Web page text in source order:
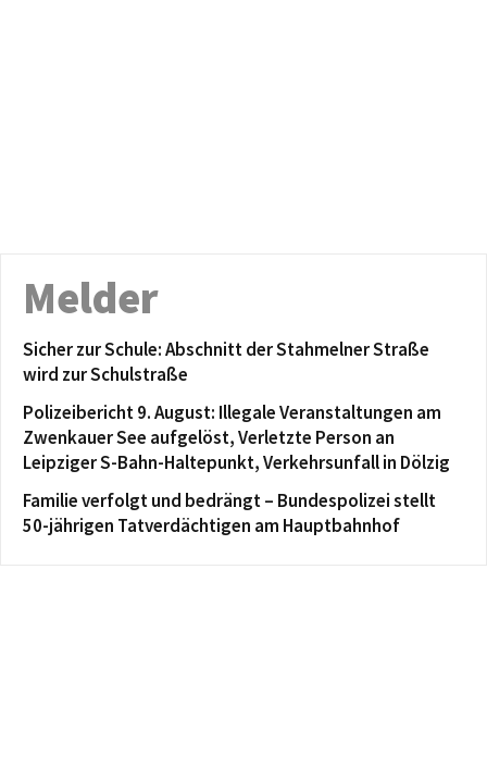
Melder
Sicher zur Schule: Abschnitt der Stahmelner Straße
wird zur Schulstraße
Polizeibericht 9. August: Illegale Veranstaltungen am
Zwenkauer See aufgelöst, Verletzte Person an
Leipziger S-Bahn-Haltepunkt, Verkehrsunfall in Dölzig
Familie verfolgt und bedrängt – Bundespolizei stellt
50-jährigen Tatverdächtigen am Hauptbahnhof